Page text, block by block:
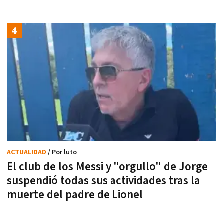
El club de los Messi y "orgullo" de Jorge
suspendió todas sus actividades tras la
muerte del padre de Lionel
ACTUALIDAD / Por luto